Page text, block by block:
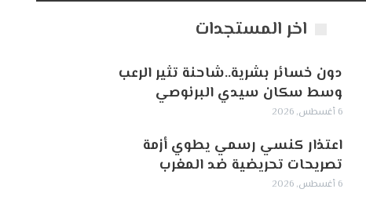
اخر المستجدات
دون خسائر بشرية..شاحنة تثير الرعب
وسط سكان سيدي البرنوصي
6 أغسطس, 2026
اعتذار كنسي رسمي يطوي أزمة
تصريحات تحريضية ضد المغرب
6 أغسطس, 2026